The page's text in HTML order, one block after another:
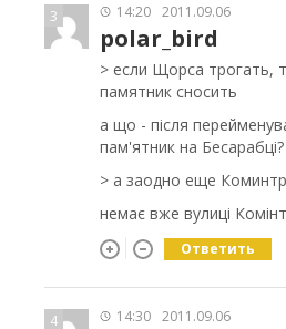
3 14:20 2011.09.06
polar_bird
> если Щорса трогать,
памятник сносить
а що - після
пам'ятник на Бесарабці?
> а заодно еще
немає вже вулиці
Ответить
4 14:30 2011.09.06